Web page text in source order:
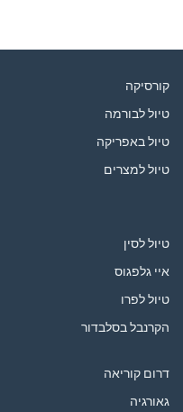
קורסיקה
טיול לבורמה
טיול באפריקה
טיול למצרים
טיול לסין
איי גלפגוס
טיול לפרו
הקרנבל בסלבדור
דרום קוריאה
גאורגיה